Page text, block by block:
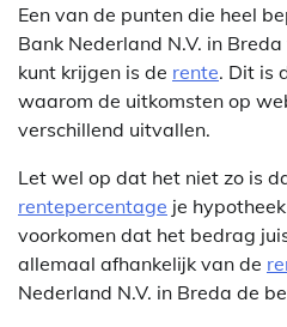
Een van de punten die heel
Bank Nederland N.V. in
kunt krijgen is de rente. Dit is
waarom de uitkomsten op
verschillend uitvallen.
Let wel op dat het niet zo is
rentepercentage je
voorkomen dat het bedrag
allemaal afhankelijk van de
Nederland N.V. in Breda de